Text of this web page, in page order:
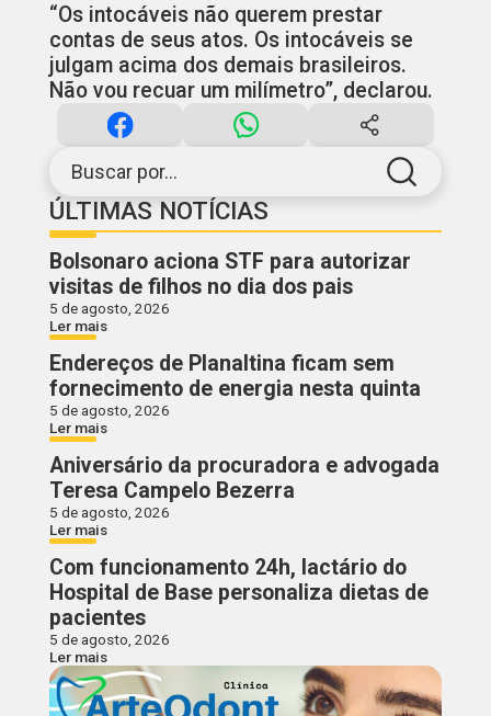
Buscar por...
ÚLTIMAS NOTÍCIAS
Bolsonaro aciona STF para autorizar
visitas de filhos no dia dos pais
5 de agosto, 2026
Ler mais
Endereços de Planaltina ficam sem
fornecimento de energia nesta quinta
5 de agosto, 2026
Ler mais
Aniversário da procuradora e advogada
Teresa Campelo Bezerra
5 de agosto, 2026
Ler mais
Com funcionamento 24h, lactário do
Hospital de Base personaliza dietas de
pacientes
5 de agosto, 2026
Ler mais
“Os intocáveis não querem prestar
contas de seus atos. Os intocáveis se
julgam acima dos demais brasileiros.
Não vou recuar um milímetro”, declarou.